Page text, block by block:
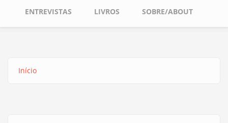
ENTREVISTAS LIVROS SOBRE/ABOUT
Início